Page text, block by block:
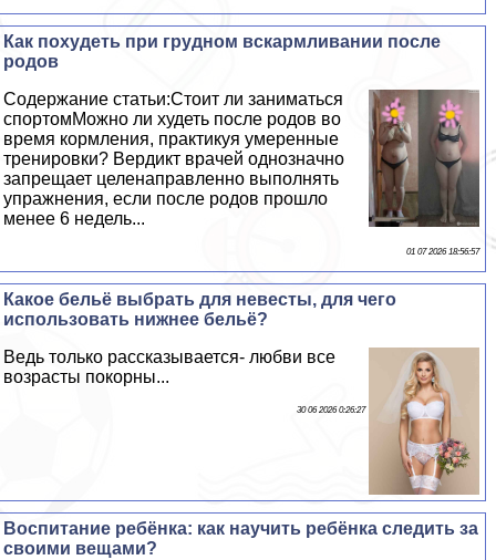
Как похудеть при грудном вскармливании после
родов
Содержание статьи:Стоит ли заниматься
спортомМожно ли худеть после родов во
время кормления, пpaктикуя умеренные
тренировки? Вердикт врачей однозначно
запрещает целенаправленно выполнять
упражнения, если после родов прошло
менее 6 недель...
01 07 2026 18:56:57
Какое бельё выбрать для невесты, для чего
использовать нижнее бельё?
Ведь только рассказывается- любви все
возрасты покорны...
30 06 2026 0:26:27
Воспитание ребёнка: как научить ребёнка следить за
своими вещами?